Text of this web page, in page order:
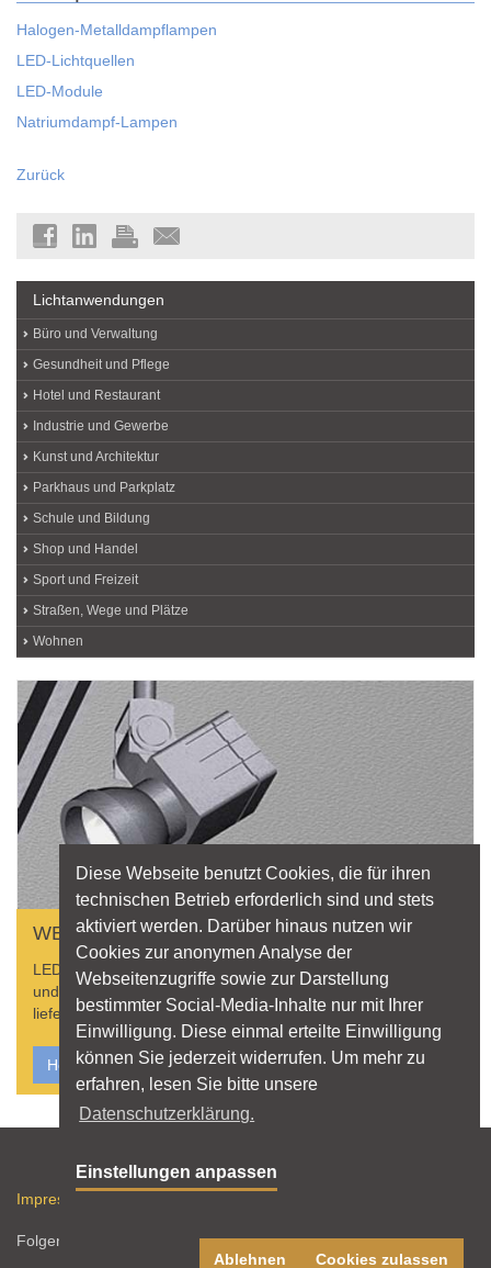
Halogen-Metalldampflampen
LED-Lichtquellen
LED-Module
Natriumdampf-Lampen
Zurück
Lichtanwendungen
Büro und Verwaltung
Gesundheit und Pflege
Hotel und Restaurant
Industrie und Gewerbe
Kunst und Architektur
Parkhaus und Parkplatz
Schule und Bildung
Shop und Handel
Sport und Freizeit
Straßen, Wege und Plätze
Wohnen
WER LIEFERT WAS?
LED? Betriebsgeräte? Hier finden Sie Produkterklärungen
und Hersteller, die Leuchten, Lichtquellen und Zubehör
liefern.
Hersteller finden
Impressum
Folgen Sie licht.de:
Diese Webseite benutzt Cookies, die für ihren
technischen Betrieb erforderlich sind und stets
aktiviert werden. Darüber hinaus nutzen wir
Cookies zur anonymen Analyse der
Webseitenzugriffe sowie zur Darstellung
bestimmter Social-Media-Inhalte nur mit Ihrer
Einwilligung. Diese einmal erteilte Einwilligung
können Sie jederzeit widerrufen. Um mehr zu
erfahren, lesen Sie bitte unsere
Datenschutzerklärung.
Einstellungen anpassen
Cookies zulassen
Ablehnen